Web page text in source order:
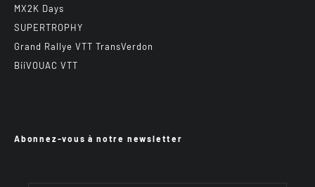
MX2K Days
SUPERTROPHY
Grand Rallye VTT TransVerdon
BiiVOUAC VTT
Abonnez-vous à notre newsletter